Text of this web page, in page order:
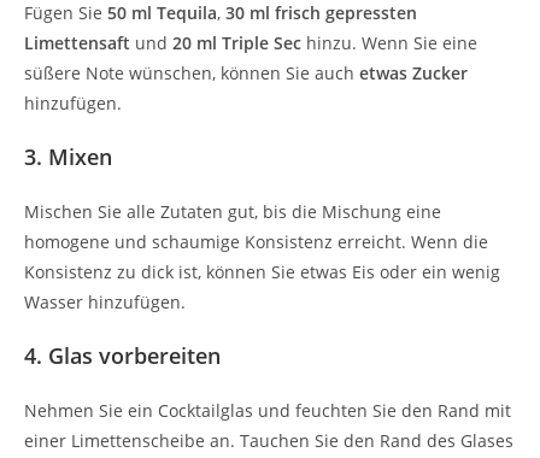
Fügen Sie 50 ml Tequila, 30 ml frisch gepressten
Limettensaft und 20 ml Triple Sec hinzu. Wenn Sie eine
süßere Note wünschen, können Sie auch etwas Zucker
hinzufügen.
3. Mixen
Mischen Sie alle Zutaten gut, bis die Mischung eine
homogene und schaumige Konsistenz erreicht. Wenn die
Konsistenz zu dick ist, können Sie etwas Eis oder ein wenig
Wasser hinzufügen.
4. Glas vorbereiten
Nehmen Sie ein Cocktailglas und feuchten Sie den Rand mit
einer Limettenscheibe an. Tauchen Sie den Rand des Glases